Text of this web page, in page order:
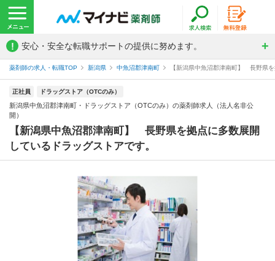
! 安心・安全な転職サポートの提供に努めます。
薬剤師の求人・転職TOP 新潟県 中魚沼郡津南町 【新潟県中魚沼郡津南町】 長野県
正社員 ドラッグストア（OTCのみ）
新潟県中魚沼郡津南町・ドラッグストア（OTCのみ）の薬剤師求人（法人名非公
開）
【新潟県中魚沼郡津南町】 長野県を拠点に多数展開
しているドラッグストアです。